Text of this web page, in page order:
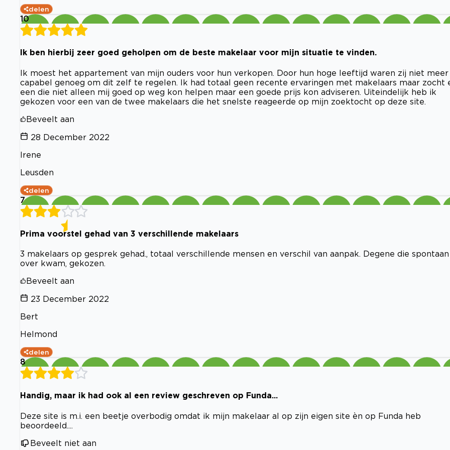
delen
10
Ik ben hierbij zeer goed geholpen om de beste makelaar voor mijn situatie te vinden.
Ik moest het appartement van mijn ouders voor hun verkopen. Door hun hoge leeftijd waren zij niet meer
capabel genoeg om dit zelf te regelen. Ik had totaal geen recente ervaringen met makelaars maar zocht
een die niet alleen mij goed op weg kon helpen maar een goede prijs kon adviseren. Uiteindelijk heb ik
gekozen voor een van de twee makelaars die het snelste reageerde op mijn zoektocht op deze site.
Beveelt aan
28 December 2022
Irene
Leusden
delen
7
Prima voorstel gehad van 3 verschillende makelaars
3 makelaars op gesprek gehad., totaal verschillende mensen en verschil van aanpak. Degene die spontaan
over kwam, gekozen.
Beveelt aan
23 December 2022
Bert
Helmond
delen
8
Handig, maar ik had ook al een review geschreven op Funda...
Deze site is m.i. een beetje overbodig omdat ik mijn makelaar al op zijn eigen site èn op Funda heb
beoordeeld....
Beveelt niet aan